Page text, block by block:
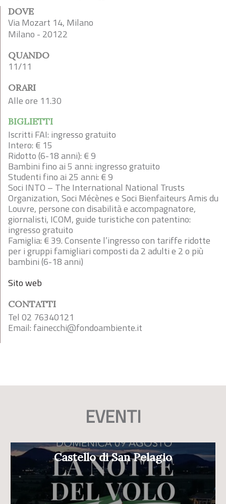
DOVE
Via Mozart 14, Milano
Milano - 20122
QUANDO
11/11
ORARI
Alle ore 11.30
BIGLIETTI
Iscritti FAI: ingresso gratuito
Intero: € 15
Ridotto (6-18 anni): € 9
Bambini fino ai 5 anni: ingresso gratuito
Studenti fino ai 25 anni: € 9
Soci INTO – The International National Trusts
Organization, Soci Mécènes e Soci Bienfaiteurs Amis du
Louvre, persone con disabilità e accompagnatore,
giornalisti, ICOM, guide turistiche con patentino:
ingresso gratuito
Famiglia: € 39. Consente l’ingresso con tariffe ridotte
per i gruppi famigliari composti da 2 adulti e 2 o più
bambini (6-18 anni)
Sito web
CONTATTI
Tel 02 76340121
Email: fainecchi@fondoambiente.it
EVENTI
Castello di San Pelagio